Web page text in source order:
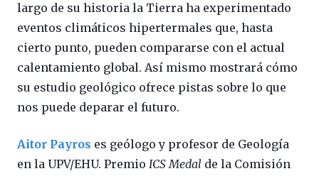
largo de su historia la Tierra ha experimentado
eventos climáticos hipertermales que, hasta
cierto punto, pueden compararse con el actual
calentamiento global. Así mismo mostrará cómo
su estudio geológico ofrece pistas sobre lo que
nos puede deparar el futuro.
Aitor Payros es geólogo y profesor de Geología
en la UPV/EHU. Premio ICS Medal de la Comisión